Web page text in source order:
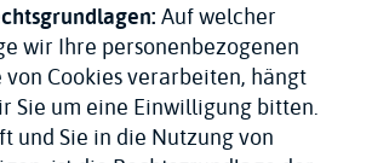
Auf welcher
wir Ihre personenbezogenen
Cookies verarbeiten, hängt
Sie um eine Einwilligung bitten.
und Sie in die Nutzung von